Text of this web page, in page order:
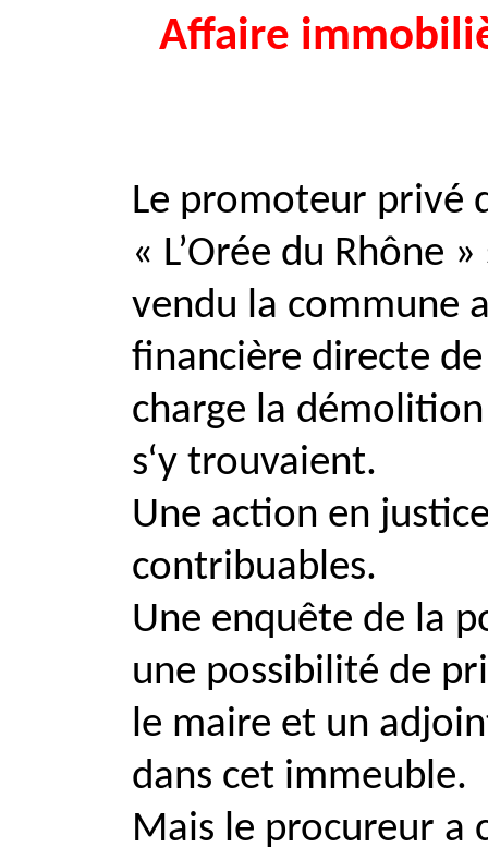
Affaire
Le promoteur privé
« L’Orée du Rhône
vendu la commune
financière directe
charge la
s‘y trouvaient.
Une action en
contribuables.
Une enquête de la
une possibilité de
le maire et un
dans cet immeuble.
Mais le procureur a